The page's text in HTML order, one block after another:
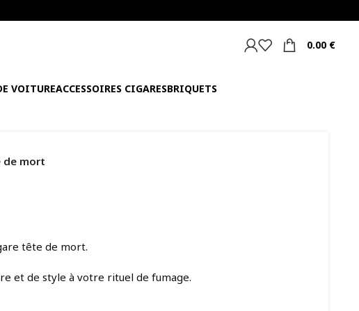
0.00 €
VOITUREACCESSOIRES CIGARESBRIQUETS
de mort
tête de mort.
et de style à votre rituel de fumage.